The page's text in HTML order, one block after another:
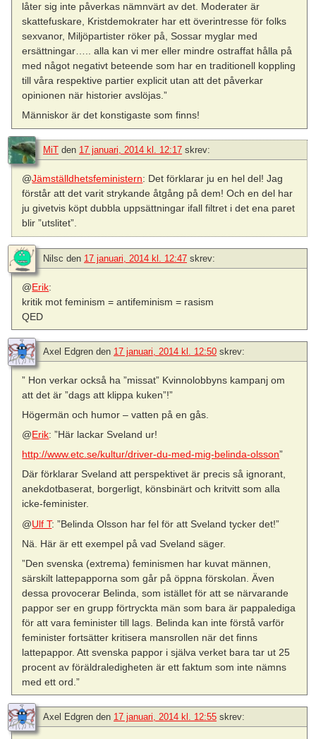
låter sig inte påverkas nämnvärt av det. Moderater är
skattefuskare, Kristdemokrater har ett överintresse för folks
sexvanor, Miljöpartister röker på, Sossar myglar med
ersättningar….. alla kan vi mer eller mindre ostraffat hålla på
med något negativt beteende som har en traditionell koppling
till våra respektive partier explicit utan att det påverkar
opinionen när historier avslöjas.”
Människor är det konstigaste som finns!
MiT den 17 januari, 2014 kl. 12:17 skrev:
@Jämställdhetsfeministern: Det förklarar ju en hel del! Jag
förstår att det varit strykande åtgång på dem! Och en del har
ju givetvis köpt dubbla uppsättningar ifall filtret i det ena paret
blir ”utslitet”.
Nilsc den 17 januari, 2014 kl. 12:47 skrev:
@Erik:
kritik mot feminism = antifeminism = rasism
QED
Axel Edgren den 17 januari, 2014 kl. 12:50 skrev:
” Hon verkar också ha ”missat” Kvinnolobbyns kampanj om
att det är ”dags att klippa kuken”!”
Högermän och humor – vatten på en gås.
@Erik: ”Här lackar Sveland ur!
http://www.etc.se/kultur/driver-du-med-mig-belinda-olsson”
Där förklarar Sveland att perspektivet är precis så ignorant,
anekdotbaserat, borgerligt, könsbinärt och kritvitt som alla
icke-feminister.
@Ulf T: ”Belinda Olsson har fel för att Sveland tycker det!”
Nä. Här är ett exempel på vad Sveland säger.
”Den svenska (extrema) feminismen har kuvat männen,
särskilt lattepapporna som går på öppna förskolan. Även
dessa provocerar Belinda, som istället för att se närvarande
pappor ser en grupp förtryckta män som bara är pappalediga
för att vara feminister till lags. Belinda kan inte förstå varför
feminister fortsätter kritisera mansrollen när det finns
lattepappor. Att svenska pappor i själva verket bara tar ut 25
procent av föräldraledigheten är ett faktum som inte nämns
med ett ord.”
Axel Edgren den 17 januari, 2014 kl. 12:55 skrev: